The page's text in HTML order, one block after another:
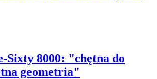
Sixty 8000: "chętna do
geometria"